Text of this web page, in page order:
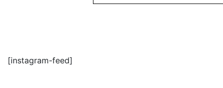
[instagram-feed]